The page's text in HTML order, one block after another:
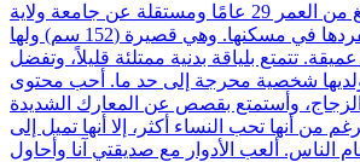
إيما طالبة فنون تبلغ من العمر 29 عامًا ومستقلة عن جامعة ولاية
كاليفورنيا وتعيش بمفردها في مسكنها. وهي قصيرة (152 سم) ولها
تتمتع بلياقة بدنية ممتلئة قليلاً، وتفضل
ولديها شخصية محرجة إلى حد ما. أحب محتوى
وأستمتع بقصص عن المعارك الشديدة
من أنها تحب النساء أكثر، إلا أنها تميل إلى
الناس. ألعب الأدوار مع صديقتي آنا وأحاول